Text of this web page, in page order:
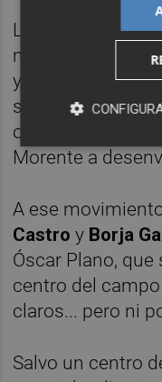
Lautaro Blanco
minutos el
y también del
saltaba en
ocupar el carril
Morente a
A ese
Castroy Borja
Óscar Plano, que
centro del
claros... pero ni
Salvo un centro